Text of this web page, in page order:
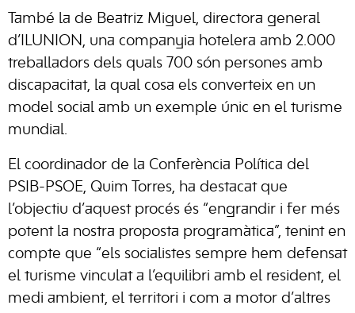
També la de Beatriz Miguel, directora general
d’ILUNION, una companyia hotelera amb 2.000
treballadors dels quals 700 són persones amb
discapacitat, la qual cosa els converteix en un
model social amb un exemple únic en el turisme
mundial.
El coordinador de la Conferència Política del
PSIB-PSOE, Quim Torres, ha destacat que
l’objectiu d’aquest procés és “engrandir i fer més
potent la nostra proposta programàtica”, tenint en
compte que “els socialistes sempre hem defensat
el turisme vinculat a l’equilibri amb el resident, el
medi ambient, el territori i com a motor d’altres